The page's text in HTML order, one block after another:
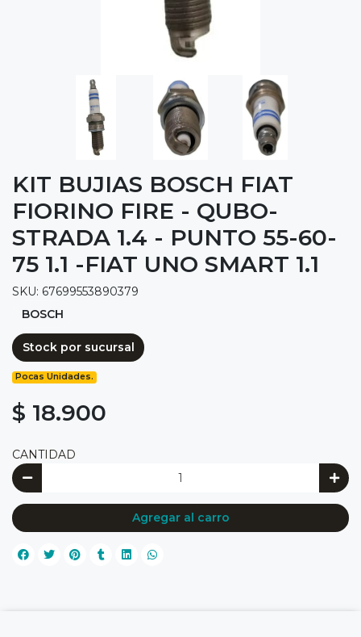
KIT BUJIAS BOSCH FIAT
FIORINO FIRE - QUBO-
STRADA 1.4 - PUNTO 55-60-
75 1.1 -FIAT UNO SMART 1.1
SKU: 67699553890379
BOSCH
Stock por sucursal
Pocas Unidades.
$ 18.900
CANTIDAD
Agregar al carro